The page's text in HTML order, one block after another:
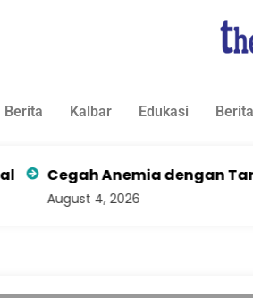
Berita Kalbar Edukasi
Cegah Anemia dengan
August 4, 2026